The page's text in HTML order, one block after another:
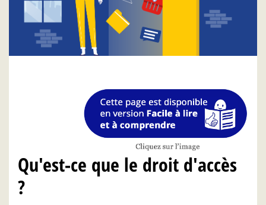
Qu'est-ce que le droit d'accès
?